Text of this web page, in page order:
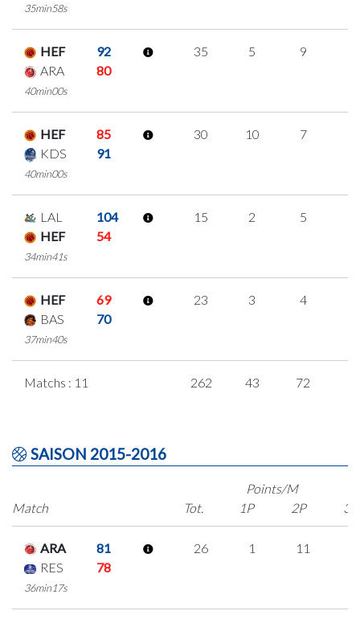
35min58s
HEF
92
ARA
80
40min00s
35 5 9
HEF
85
KDS
91
40min00s
30 10 7
LAL
104
HEF
54
34min41s
15 2 5
HEF
69
BAS
70
37min40s
23 3 4
Matchs : 11 262 43 72
SAISON 2015-2016
Match
Points/M
Tot.
1P 2P 3P
ARA
81
RES
78
36min17s
26 1 11